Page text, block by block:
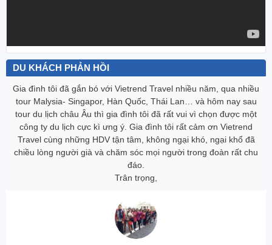
DU KHÁCH PHẢN HỒI
Gia đình tôi đã gắn bó với Vietrend Travel nhiều năm, qua nhiều
tour Malysia- Singapor, Hàn Quốc, Thái Lan… và hôm nay sau
tour du lịch châu Âu thì gia đình tôi đã rất vui vì chọn được một
công ty du lịch cực kì ưng ‎ý. Gia đình tôi rất cảm ơn Vietrend
Travel cùng những HDV tận tâm, không ngại khó, ngại khổ đã
chiều lòng người già và chăm sóc mọi người trong đoàn rất chu
đáo.
Trân trọng,